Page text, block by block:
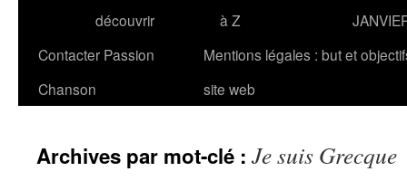
découvrir
à Z
Contacter Passion
Chanson
Mentions légales : but et
site web
Archives par mot-clé : Je suis Grecque